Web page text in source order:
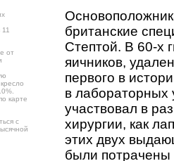
от
карте
с
британские
Стептой. В 60-х
яичников,
первого в
в лабораторных
участвовал в
хирургии, как
этих двух
были потрачены